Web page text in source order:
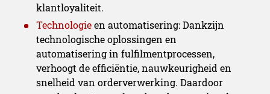
klantloyaliteit.
Technologieen automatisering: Dankzijn
technologische oplossingen en
automatisering in fulfilmentprocessen,
verhoogt de efficiëntie, nauwkeurigheid en
snelheid van orderverwerking. Daardoor